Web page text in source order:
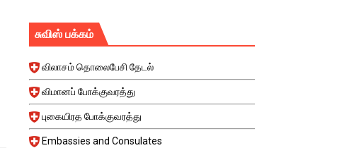
சுவிஸ் பக்கம்
விலாசம் தொலைபேசி தேடல்
விமானப் போக்குவரத்து
புகையிரத போக்குவரத்து
Embassies and Consulates